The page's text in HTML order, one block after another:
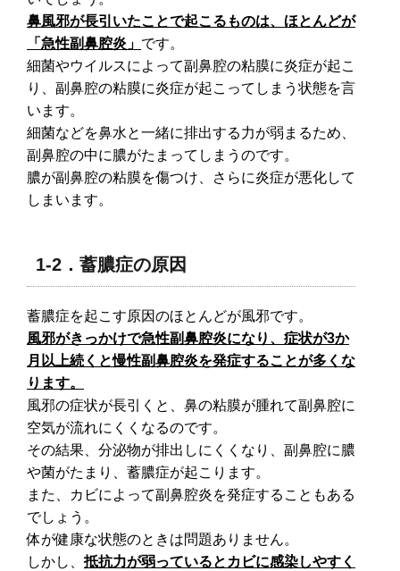
鼻風邪が長引いたことで起こるものは、ほとんどが
「急性副鼻腔炎」 です。
細菌やウイルスによって副鼻腔の粘膜に炎症が起こ
り、副鼻腔の粘膜に炎症が起こってしまう状態を言
います。
細菌などを鼻水と一緒に排出する力が弱まるため、
副鼻腔の中に膿がたまってしまうのです。
膿が副鼻腔の粘膜を傷つけ、さらに炎症が悪化して
しまいます。
1-2．蓄膿症の原因
蓄膿症を起こす原因のほとんどが風邪です。
風邪がきっかけで急性副鼻腔炎になり、症状が3か
月以上続くと慢性副鼻腔炎を発症することが多くな
ります。
風邪の症状が長引くと、鼻の粘膜が腫れて副鼻腔に
空気が流れにくくなるのです。
その結果、分泌物が排出しにくくなり、副鼻腔に膿
や菌がたまり、蓄膿症が起こります。
また、カビによって副鼻腔炎を発症することもある
でしょう。
体が健康な状態のときは問題ありません。
しかし、 抵抗力が弱っているとカビに感染しやすく